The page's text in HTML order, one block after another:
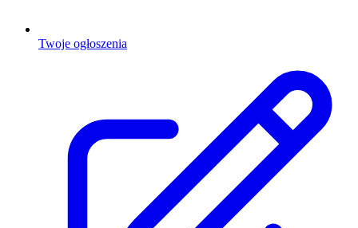
Twoje ogłoszenia